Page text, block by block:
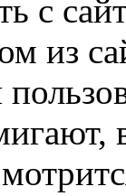
с
из